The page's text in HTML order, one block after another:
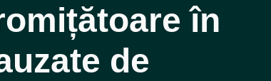
în
de